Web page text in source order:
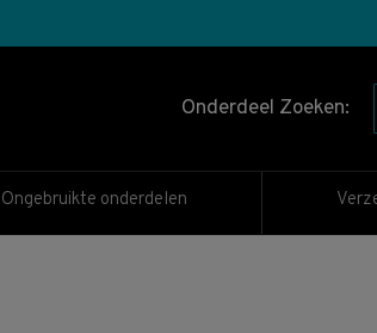
Onderdeel Zoeken:
Ongebruikte onderdelen